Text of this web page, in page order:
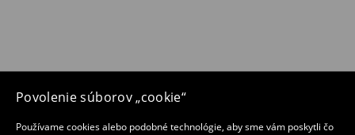
Povolenie súborov „cookie“
Používame cookies alebo podobné technológie, aby sme vám poskytli čo